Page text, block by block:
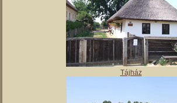
Magyar Nemzeti Múzeum Vay Ádám